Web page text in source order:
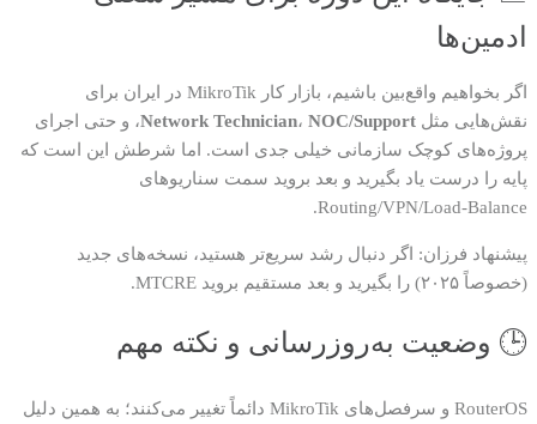
ادمین‌ها
اگر بخواهیم واقع‌بین باشیم، بازار کار MikroTik در ایران برای
نقش‌هایی مثل
Network Technician، NOC/Support
، و حتی اجرای
پروژه‌های کوچک سازمانی خیلی جدی است. اما شرطش این است که
پایه را درست یاد بگیرید و بعد بروید سمت سناریوهای
Routing/VPN/Load-Balance.
پیشنهاد فرزان: اگر دنبال رشد سریع‌تر هستید، نسخه‌های جدید
(خصوصاً ۲۰۲۵) را بگیرید و بعد مستقیم بروید MTCRE.
🕒 وضعیت به‌روزرسانی و نکته مهم
RouterOS و سرفصل‌های MikroTik دائماً تغییر می‌کنند؛ به همین دلیل